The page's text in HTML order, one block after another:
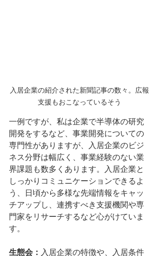
入居企業の紹介された新聞記事の数々。広報
支援もおこなっているそう
一例ですが、私は企業で半導体の研究
開発をするなど、事業開発についての
専門性がありますが、入居企業のビジ
ネス分野は幅広く、事業経験のない業
界課題も数多くあります。入居企業と
しっかりコミュニケーションできるよ
う、日頃から多様な先端情報をキャッ
チアップし、連携すべき支援機関や専
門家をリサーチするなど心がけていま
す。
生態会： 入居企業の特徴や、入居条件